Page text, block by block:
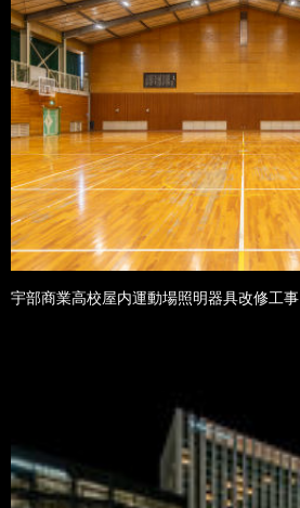
宇部商業高校屋内運動場照明器具改修工事